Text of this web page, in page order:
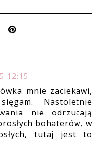
12:15
mnie zaciekawi,
Nastoletnie
nie odrzucają
bohaterów, w
tutaj jest to